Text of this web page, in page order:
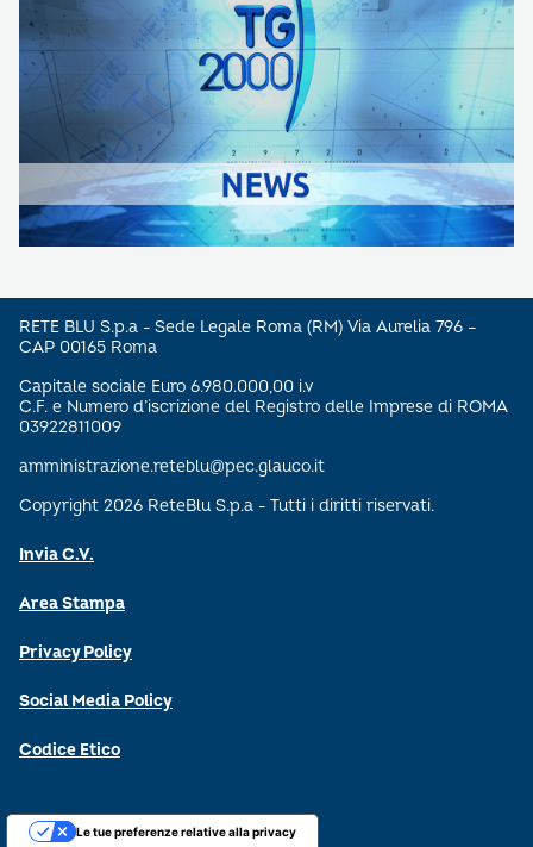
RETE BLU S.p.a - Sede Legale Roma (RM) Via Aurelia 796 –
CAP 00165 Roma
Capitale sociale Euro 6.980.000,00 i.v
C.F. e Numero d’iscrizione del Registro delle Imprese di ROMA
03922811009
amministrazione.reteblu@pec.glauco.it
Copyright 2026 ReteBlu S.p.a - Tutti i diritti riservati.
Invia C.V.
Area Stampa
Privacy Policy
Social Media Policy
Codice Etico
Le tue preferenze relative alla privacy